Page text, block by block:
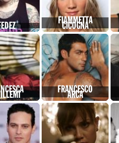
FIAMMETTA
CICOGNA
FRANCESCO
ARCA